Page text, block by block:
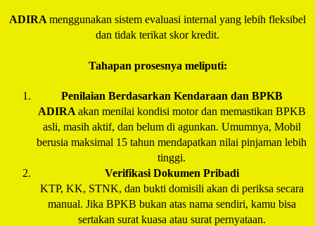
ADIRAmenggunakan sistem evaluasi internal yang lebih fleksibel
dan tidak terikat skor kredit.
Tahapan prosesnya meliputi:
Penilaian Berdasarkan Kendaraan dan BPKB
ADIRA akan menilai kondisi motor dan memastikan BPKB
asli, masih aktif, dan belum di agunkan. Umumnya, Mobil
berusia maksimal 15 tahun mendapatkan nilai pinjaman lebih
tinggi.
Verifikasi Dokumen Pribadi
KTP, KK, STNK, dan bukti domisili akan di periksa secara
manual. Jika BPKB bukan atas nama sendiri, kamu bisa
sertakan surat kuasa atau surat pernyataan.